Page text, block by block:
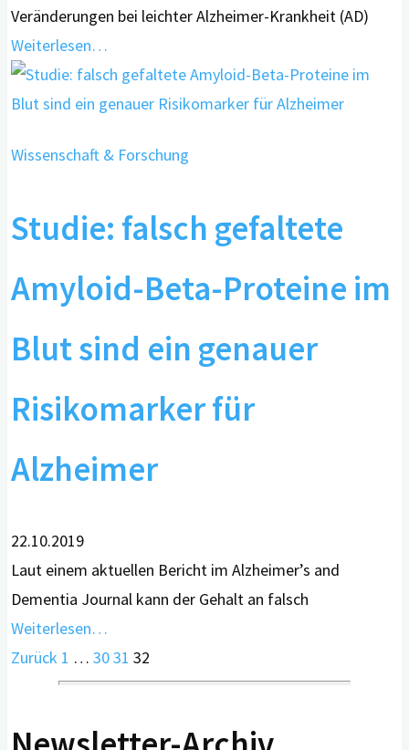
Veränderungen bei leichter Alzheimer-Krankheit (AD)
Weiterlesen…
Wissenschaft & Forschung
Studie: falsch gefaltete
Amyloid-Beta-Proteine im
Blut sind ein genauer
Risikomarker für
Alzheimer
22.10.2019
Laut einem aktuellen Bericht im Alzheimer’s and
Dementia Journal kann der Gehalt an falsch
Weiterlesen…
Zurück 1 … 3031 32